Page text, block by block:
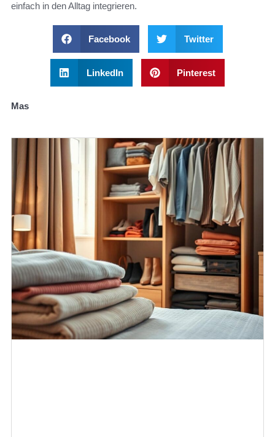
einfach in den Alltag integrieren.
Facebook Twitter
LinkedIn Pinterest
Mas